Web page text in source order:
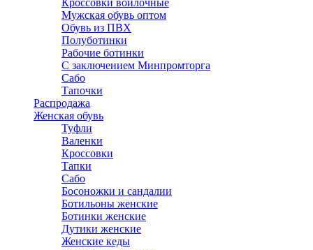
Кроссовки войлочные
Мужская обувь оптом
Обувь из ПВХ
Полуботинки
Рабочие ботинки
С заключением Минпромторга
Сабо
Тапочки
Распродажа
Женская обувь
Туфли
Валенки
Кроссовки
Тапки
Сабо
Босоножки и сандалии
Ботильоны женские
Ботинки женские
Дутики женские
Женские кеды